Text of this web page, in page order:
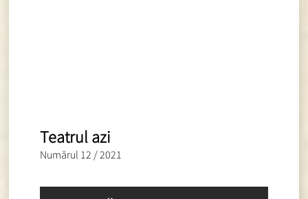
Teatrul azi
Numărul 12 / 2021